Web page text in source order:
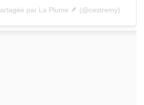
par La Plume 🪶 (@cestremy)